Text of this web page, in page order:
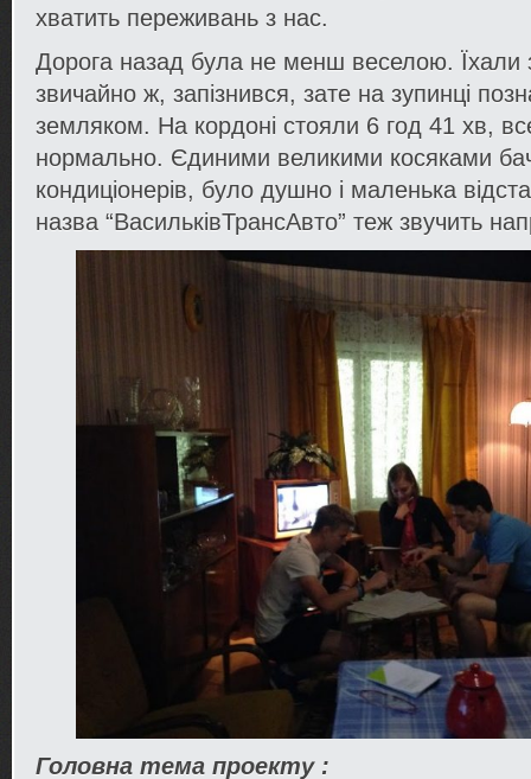
хватить переживань з нас.
Дорога назад була не менш веселою. Їхали
звичайно ж, запізнився, зате на зупинці
земляком. На кордоні стояли 6 год 41 хв,
нормально. Єдиними великими косяками
кондиціонерів, було душно і маленька
назва “ВасильківТрансАвто” теж звучить
Головна тема проекту :